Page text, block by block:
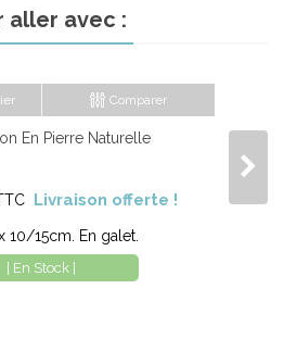
aller avec :
Comparer
En Pierre Naturelle
Livraison offerte !
10/15cm. En galet.
| En Stock |